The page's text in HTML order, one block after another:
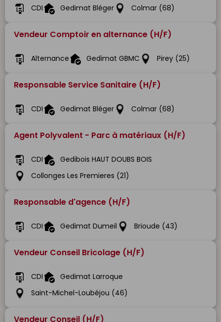
CDI Gedimat Bléger Colmar (68)
Vendeur Comptoir en alternance (H/F)
Alternance Gedimat GBMC Pirey (25)
Responsable Service Sanitaire (H/F)
CDI Gedimat Bléger Colmar (68)
Agent Polyvalent - Parc à matériaux (H/F)
CDI
Gedibois HAUT DOUBS BOIS
Collonges Les Premieres (21)
Responsable d'agence (H/F)
CDI Gedimat Dumeil Brioude (43)
Vendeur Conseil Bricolage (H/F)
CDI
Gedimat Larroque
Saint-Michel-Loubéjou (46)
Vendeur Conseil (H/F)